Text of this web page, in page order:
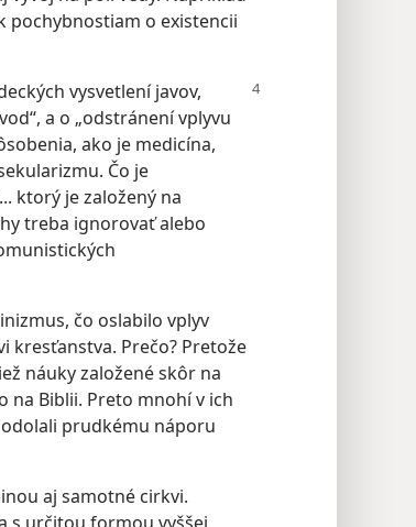
pochybnostiam o existencii
vysvetlení javov,
a o „odstránení vplyvu
ako je medicína,
Čo je
ktorý je založený na
treba ignorovať alebo
čo oslabilo vplyv
kresťanstva. Prečo? Pretože
náuky založené skôr na
na Biblii. Preto mnohí v ich
prudkému náporu
aj samotné cirkvi.